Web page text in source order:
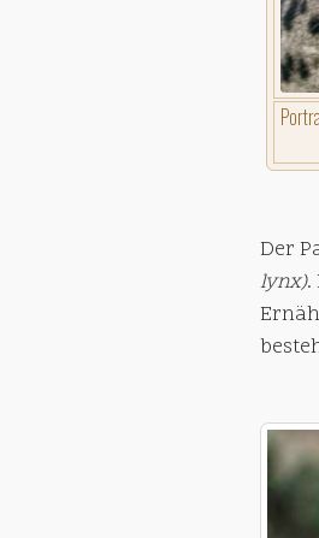
Der
lynx).